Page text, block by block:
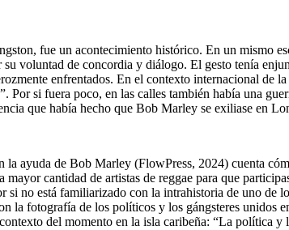
fue un acontecimiento histórico. En un mismo
voluntad de concordia y diálogo. El gesto tenía
enfrentados. En el contexto internacional de
si fuera poco, en las calles también había una
que había hecho que Bob Marley se exiliase en
ayuda de Bob Marley (FlowPress, 2024) cuenta
cantidad de artistas de reggae para que
si no está familiarizado con la intrahistoria de uno
fotografía de los políticos y los gángsteres unidos
del momento en la isla caribeña: “La política y